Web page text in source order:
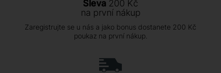
Sleva 200 Kč
na první nákup
Zaregistrujte se u nás a jako bonus dostanete 200 Kč
poukaz na první nákup.